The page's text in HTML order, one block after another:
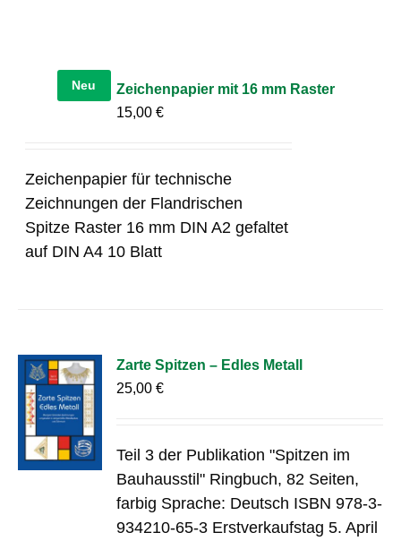
Neu
Zeichenpapier mit 16 mm Raster
15,00€
Zeichenpapier für technische
Zeichnungen der Flandrischen
Spitze Raster 16 mm DIN A2 gefaltet
auf DIN A4 10 Blatt
Zarte Spitzen – Edles Metall
25,00€
Teil 3 der Publikation "Spitzen im
Bauhausstil" Ringbuch, 82 Seiten,
farbig Sprache: Deutsch ISBN 978-3-
934210-65-3 Erstverkaufstag 5. April